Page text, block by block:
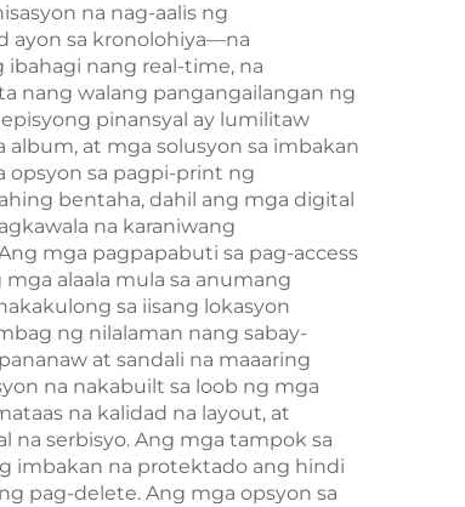
para sa mga
Matatanda at Mag-
asawa
na nag-aalis ng
ayon sa kronolohiya—na
ibahagi nang real-time, na
nang walang pangangailangan ng
pinansyal ay lumilitaw
at mga solusyon sa imbakan
opsyon sa pagpi-print ng
bentaha, dahil ang mga digital
na karaniwang
mga pagpapabuti sa pag-access
alaala mula sa anumang
sa iisang lokasyon
ng nilalaman nang sabay-
at sandali na maaaring
na nakabuilt sa loob ng mga
na kalidad na layout, at
na serbisyo. Ang mga tampok sa
imbakan na protektado ang hindi
pag-delete. Ang mga opsyon sa